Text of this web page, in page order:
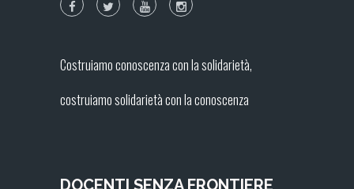
Costruiamo conoscenza con la solidarietà,
costruiamo solidarietà con la conoscenza
DOCENTI SENZA FRONTIERE